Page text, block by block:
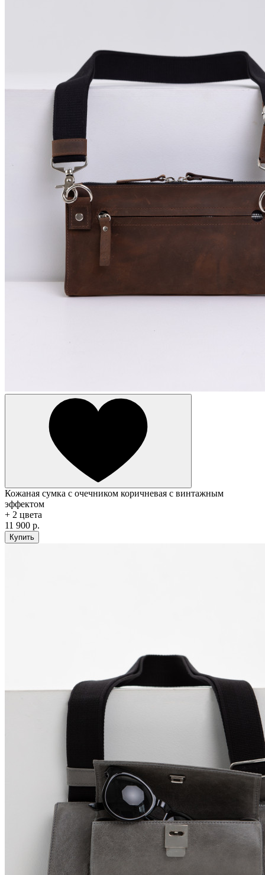
Кожаная сумка с очечником коричневая с винтажным
эффектом
+ 2 цвета
11 900 р.
Купить